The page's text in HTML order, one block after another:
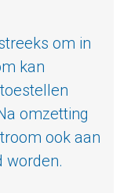
om in
kan
omzetting
ook aan
worden.